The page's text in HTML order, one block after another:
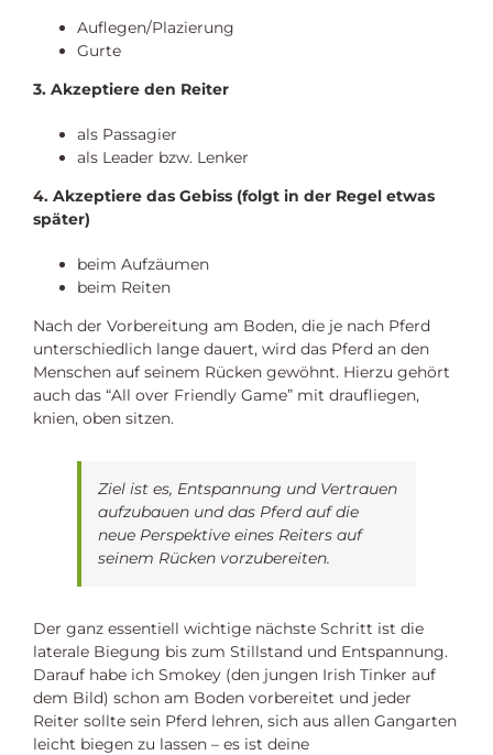
Auflegen/Plazierung
Gurte
3. Akzeptiere den Reiter
als Passagier
als Leader bzw. Lenker
4. Akzeptiere das Gebiss (folgt in der Regel etwas
später)
beim Aufzäumen
beim Reiten
Nach der Vorbereitung am Boden, die je nach Pferd
unterschiedlich lange dauert, wird das Pferd an den
Menschen auf seinem Rücken gewöhnt. Hierzu gehört
auch das “All over Friendly Game” mit draufliegen,
knien, oben sitzen.
Ziel ist es, Entspannung und Vertrauen
aufzubauen und das Pferd auf die
neue Perspektive eines Reiters auf
seinem Rücken vorzubereiten.
Der ganz essentiell wichtige nächste Schritt ist die
laterale Biegung bis zum Stillstand und Entspannung.
Darauf habe ich Smokey (den jungen Irish Tinker auf
dem Bild) schon am Boden vorbereitet und jeder
Reiter sollte sein Pferd lehren, sich aus allen Gangarten
leicht biegen zu lassen – es ist deine